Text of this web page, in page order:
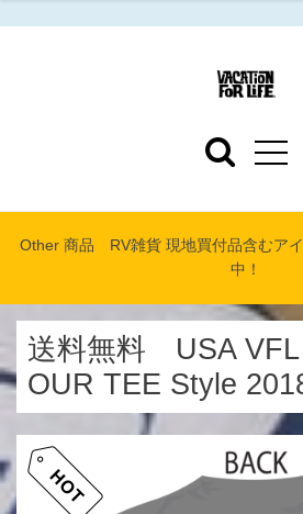
Other 商品 RV雑貨 現地買付品含むア
中！
送料無料 USA VFL
OUR TEE Style